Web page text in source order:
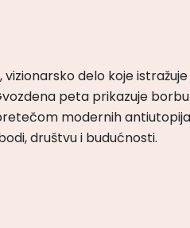
delo koje
peta prikazuje
modernih
društvu i budućnosti.